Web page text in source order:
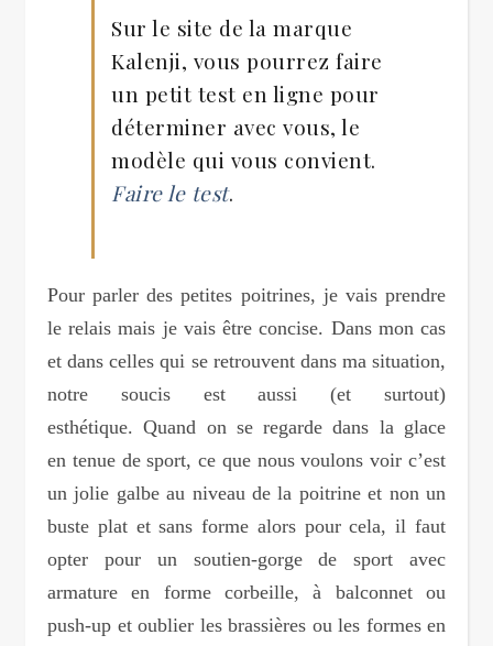
Sur le site de la marque
Kalenji, vous pourrez faire
un petit test en ligne pour
déterminer avec vous, le
modèle qui vous convient.
Faire le test.
Pour parler des petites poitrines, je vais prendre
le relais mais je vais être concise. Dans mon cas
et dans celles qui se retrouvent dans ma situation,
notre soucis est aussi (et surtout)
esthétique. Quand on se regarde dans la glace
en tenue de sport, ce que nous voulons voir c’est
un jolie galbe au niveau de la poitrine et non un
buste plat et sans forme alors pour cela, il faut
opter pour un soutien-gorge de sport avec
armature en forme corbeille, à balconnet ou
push-up et oublier les brassières ou les formes en